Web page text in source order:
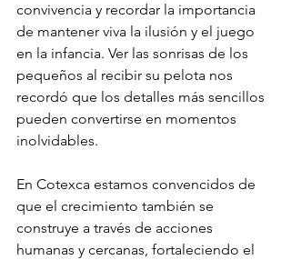
convivencia y recordar la importancia
de mantener viva la ilusión y el juego
en la infancia. Ver las sonrisas de los
pequeños al recibir su pelota nos
recordó que los detalles más sencillos
pueden convertirse en momentos
inolvidables.
En Cotexca estamos convencidos de
que el crecimiento también se
construye a través de acciones
humanas y cercanas, fortaleciendo el